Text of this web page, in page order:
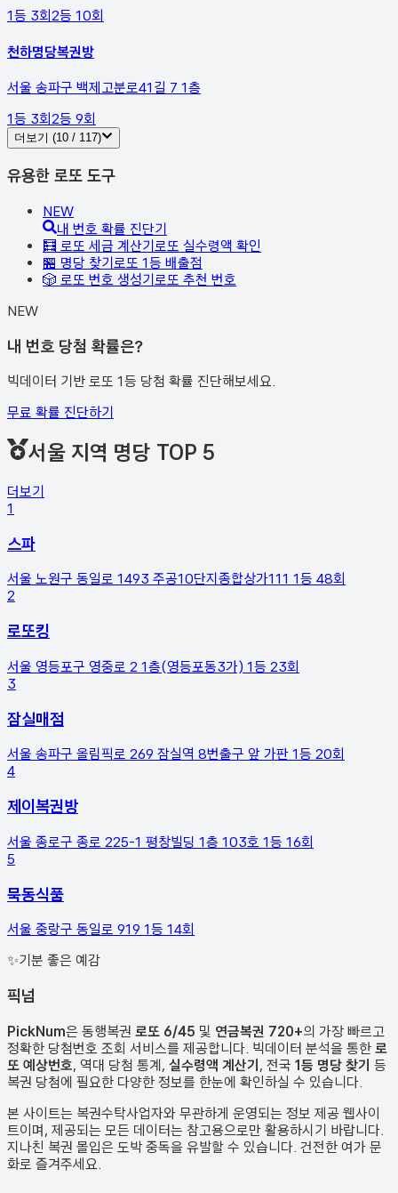
1등 3회 2등 10회
천하명당복권방
서울 송파구 백제고분로41길 7 1층
1등 3회2등 9회
더보기 (10 / 117)
유용한 로또 도구
NEW
내 번호 확률 진단기
🧮 로또 세금 계산기 로또 실수령액 확인
🏪 명당 찾기 로또 1등 배출점
🎲 로또 번호 생성기 로또 추천 번호
NEW
내 번호 당첨 확률은?
빅데이터 기반 로또 1등 당첨 확률 진단해보세요.
무료 확률 진단하기
서울 지역 명당 TOP 5
더보기
1
스파
서울 노원구 동일로 1493 주공10단지종합상가111 1등 48회
2
로또킹
서울 영등포구 영중로 2 1층(영등포동3가) 1등 23회
3
잠실매점
서울 송파구 올림픽로 269 잠실역 8번출구 앞 가판 1등 20회
4
제이복권방
서울 종로구 종로 225-1 평창빌딩 1층 103호 1등 16회
5
묵동식품
서울 중랑구 동일로 919 1등 14회
✨기분 좋은 예감
픽넘
PickNum은 동행복권 로또 6/45 및 연금복권 720+의 가장 빠르고
정확한 당첨번호 조회 서비스를 제공합니다. 빅데이터 분석을 통한 로
또 예상번호, 역대 당첨 통계, 실수령액 계산기, 전국 1등 명당 찾기 등
복권 당첨에 필요한 다양한 정보를 한눈에 확인하실 수 있습니다.
본 사이트는 복권수탁사업자와 무관하게 운영되는 정보 제공 웹사이
트이며, 제공되는 모든 데이터는 참고용으로만 활용하시기 바랍니다.
지나친 복권 몰입은 도박 중독을 유발할 수 있습니다. 건전한 여가 문
화로 즐겨주세요.